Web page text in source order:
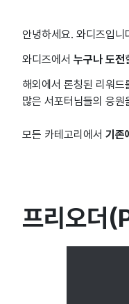
안녕하세요. 와디즈입니
와디즈에서 누구나 도전
해외에서 론칭된 리워
많은 서포터님들의 응
모든 카테고리에서 기존
프리오더